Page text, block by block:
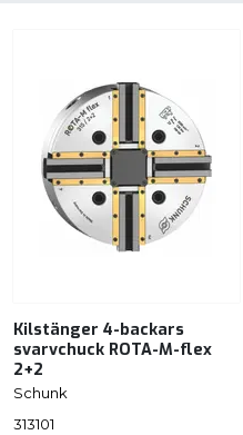
Kilstänger 4-backars
svarvchuck ROTA-M-flex
2+2
Schunk
313101